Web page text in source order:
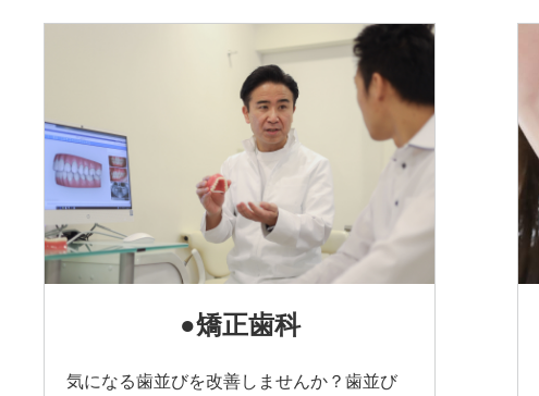
●矯正歯科
気になる歯並びを改善しませんか？歯並び